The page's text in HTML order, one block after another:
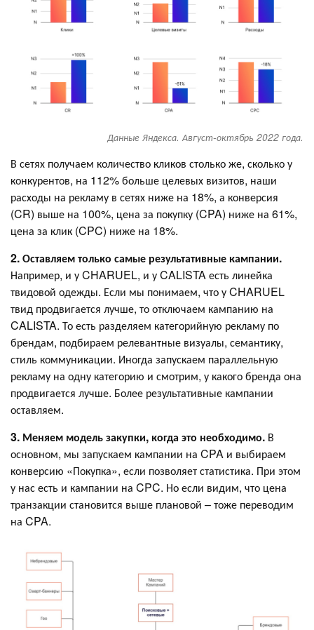
Данные Яндекса. Август-октябрь 2022 года.
В сетях получаем количество кликов столько же, сколько у
конкурентов, на 112% больше целевых визитов, наши
расходы на рекламу в сетях ниже на 18%, а конверсия
(CR) выше на 100%, цена за покупку (CPA) ниже на 61%,
цена за клик (CPC) ниже на 18%.
2. Оставляем только самые результативные кампании.
Например, и у CHARUEL, и у CALISTA есть линейка
твидовой одежды. Если мы понимаем, что у CHARUEL
твид продвигается лучше, то отключаем кампанию на
CALISTA. То есть разделяем категорийную рекламу по
брендам, подбираем релевантные визуалы, семантику,
стиль коммуникации. Иногда запускаем параллельную
рекламу на одну категорию и смотрим, у какого бренда она
продвигается лучше. Более результативные кампании
оставляем.
3. Меняем модель закупки, когда это необходимо. В
основном, мы запускаем кампании на CPA и выбираем
конверсию «Покупка», если позволяет статистика. При этом
у нас есть и кампании на CPC. Но если видим, что цена
транзакции становится выше плановой – тоже переводим
на CPA.